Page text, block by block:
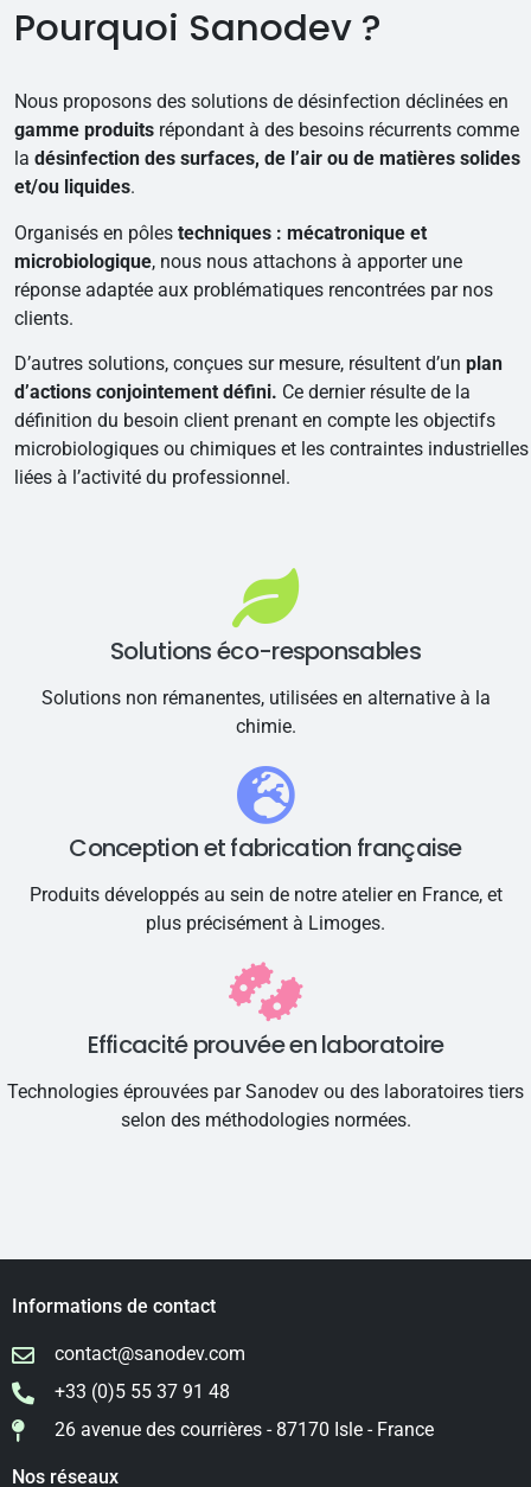
Pourquoi Sanodev ?
Nous proposons des solutions de désinfection déclinées en
gamme produits répondant à des besoins récurrents comme
la désinfection des surfaces, de l’air ou de matières solides
et/ou liquides.
Organisés en pôles techniques : mécatronique et
microbiologique, nous nous attachons à apporter une
réponse adaptée aux problématiques rencontrées par nos
clients.
D’autres solutions, conçues sur mesure, résultent d’un plan
d’actions conjointement défini. Ce dernier résulte de la
définition du besoin client prenant en compte les objectifs
microbiologiques ou chimiques et les contraintes industrielles
liées à l’activité du professionnel.
Solutions éco-responsables
Solutions non rémanentes, utilisées en alternative à la
chimie.
Conception et fabrication française
Produits développés au sein de notre atelier en France, et
plus précisément à Limoges.
Efficacité prouvée en laboratoire
Technologies éprouvées par Sanodev ou des laboratoires tiers
selon des méthodologies normées.
Informations de contact
contact@sanodev.com
+33 (0)5 55 37 91 48
26 avenue des courrières - 87170 Isle - France
Nos réseaux